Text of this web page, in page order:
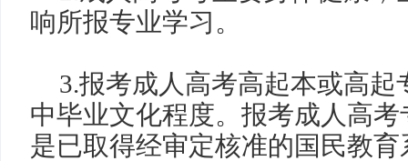
响所报专业学习。
3.报考成人高考高起本或高起
中毕业文化程度。报考成人高
是已取得经审定核准的国民教